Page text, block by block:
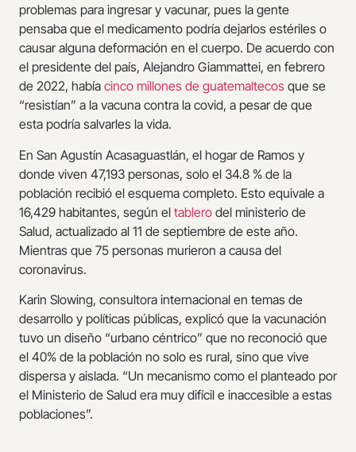
problemas para ingresar y vacunar, pues la gente
pensaba que el medicamento podría dejarlos estériles o
causar alguna deformación en el cuerpo. De acuerdo con
el presidente del país, Alejandro Giammattei, en febrero
de 2022, había cinco millones de guatemaltecos que se
“resistían” a la vacuna contra la covid, a pesar de que
esta podría salvarles la vida.
En San Agustín Acasaguastlán, el hogar de Ramos y
donde viven 47,193 personas, solo el 34.8 % de la
población recibió el esquema completo. Esto equivale a
16,429 habitantes, según el tablero del ministerio de
Salud, actualizado al 11 de septiembre de este año.
Mientras que 75 personas murieron a causa del
coronavirus.
Karin Slowing, consultora internacional en temas de
desarrollo y políticas públicas, explicó que la vacunación
tuvo un diseño “urbano céntrico” que no reconoció que
el 40% de la población no solo es rural, sino que vive
dispersa y aislada. “Un mecanismo como el planteado por
el Ministerio de Salud era muy difícil e inaccesible a estas
poblaciones”.